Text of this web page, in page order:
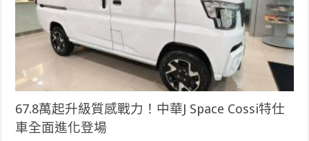
67.8萬起升級質感戰力！中華J Space Cossi特仕
車全面進化登場